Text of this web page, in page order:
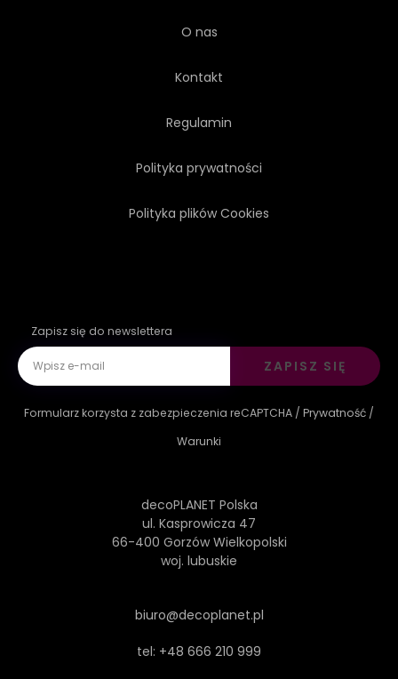
O nas
Kontakt
Regulamin
Polityka prywatności
Polityka plików Cookies
Zapisz się do newslettera
ZAPISZ SIĘ
Formularz korzysta z zabezpieczenia reCAPTCHA / Prywatność /
Warunki
decoPLANET Polska
ul. Kasprowicza 47
66-400 Gorzów Wielkopolski
woj. lubuskie
biuro@decoplanet.pl
tel: +48 666 210 999